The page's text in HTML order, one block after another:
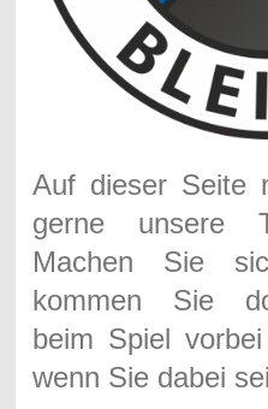
Auf dieser Seite
gerne unsere
Machen Sie
kommen Sie
beim Spiel
wenn Sie dabei